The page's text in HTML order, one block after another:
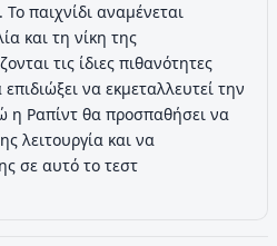
Το παιχνίδι αναμένεται
και τη νίκη της
τις ίδιες πιθανότητες
να εκμεταλλευτεί την
η Ραπίντ θα προσπαθήσει να
λειτουργία και να
σε αυτό το τεστ